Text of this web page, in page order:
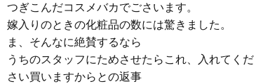
つぎこんだコスメバカでごさいます。
嫁入りのときの化粧品の数には驚きました。
ま、そんなに絶賛するなら
うちのスタッフにためさせたらこれ、入れてくだ
さい買いますからとの返事